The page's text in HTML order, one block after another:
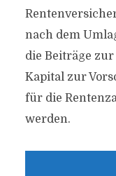
nach dem
die Beiträge
Kapital zur
für die
werden.